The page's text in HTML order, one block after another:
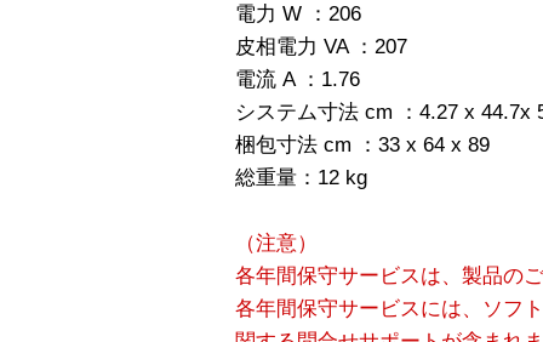
電力 W ：206
皮相電力 VA ：207
電流 A ：1.76
システム寸法 cm ：4.27 x 44.7x
梱包寸法 cm ：33 x 64 x 89
総重量：12 kg
（注意）
各年間保守サービスは、製品の
各年間保守サービスには、ソフ